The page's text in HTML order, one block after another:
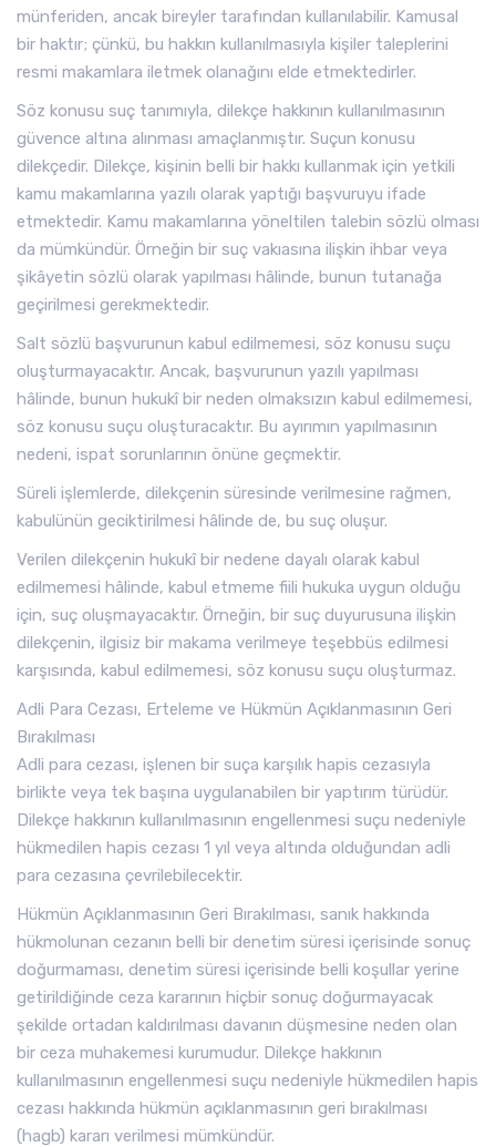
münferiden, ancak bireyler tarafından kullanılabilir. Kamusal
bir haktır; çünkü, bu hakkın kullanılmasıyla kişiler taleplerini
resmi makamlara iletmek olanağını elde etmektedirler.
Söz konusu suç tanımıyla, dilekçe hakkının kullanılmasının
güvence altına alınması amaçlanmıştır. Suçun konusu
dilekçedir. Dilekçe, kişinin belli bir hakkı kullanmak için yetkili
kamu makamlarına yazılı olarak yaptığı başvuruyu ifade
etmektedir. Kamu makamlarına yöneltilen talebin sözlü olması
da mümkündür. Örneğin bir suç vakıasına ilişkin ihbar veya
şikâyetin sözlü olarak yapılması hâlinde, bunun tutanağa
geçirilmesi gerekmektedir.
Salt sözlü başvurunun kabul edilmemesi, söz konusu suçu
oluşturmayacaktır. Ancak, başvurunun yazılı yapılması
hâlinde, bunun hukukî bir neden olmaksızın kabul edilmemesi,
söz konusu suçu oluşturacaktır. Bu ayırımın yapılmasının
nedeni, ispat sorunlarının önüne geçmektir.
Süreli işlemlerde, dilekçenin süresinde verilmesine rağmen,
kabulünün geciktirilmesi hâlinde de, bu suç oluşur.
Verilen dilekçenin hukukî bir nedene dayalı olarak kabul
edilmemesi hâlinde, kabul etmeme fiili hukuka uygun olduğu
için, suç oluşmayacaktır. Örneğin, bir suç duyurusuna ilişkin
dilekçenin, ilgisiz bir makama verilmeye teşebbüs edilmesi
karşısında, kabul edilmemesi, söz konusu suçu oluşturmaz.
Adli Para Cezası, Erteleme ve Hükmün Açıklanmasının Geri
Bırakılması
Adli para cezası, işlenen bir suça karşılık hapis cezasıyla
birlikte veya tek başına uygulanabilen bir yaptırım türüdür.
Dilekçe hakkının kullanılmasının engellenmesi suçu nedeniyle
hükmedilen hapis cezası 1 yıl veya altında olduğundan adli
para cezasına çevrilebilecektir.
Hükmün Açıklanmasının Geri Bırakılması, sanık hakkında
hükmolunan cezanın belli bir denetim süresi içerisinde sonuç
doğurmaması, denetim süresi içerisinde belli koşullar yerine
getirildiğinde ceza kararının hiçbir sonuç doğurmayacak
şekilde ortadan kaldırılması davanın düşmesine neden olan
bir ceza muhakemesi kurumudur. Dilekçe hakkının
kullanılmasının engellenmesi suçu nedeniyle hükmedilen hapis
cezası hakkında hükmün açıklanmasının geri bırakılması
(hagb) kararı verilmesi mümkündür.